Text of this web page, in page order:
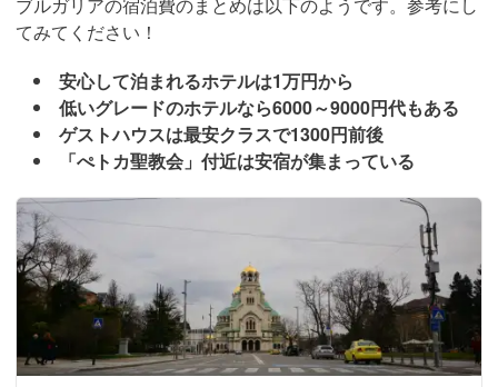
てみてください！
安心して泊まれるホテルは1万円から
低いグレードのホテルなら6000～9000円代もある
ゲストハウスは最安クラスで1300円前後
「ぺトカ聖教会」付近は安宿が集まっている